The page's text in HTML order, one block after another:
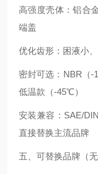
高强度壳体：铝合
端盖
优化齿形：困液小
密封可选：NBR（
低温款（-45℃）
安装兼容：SAE/
直接替换主流品牌
五、可替换品牌（无